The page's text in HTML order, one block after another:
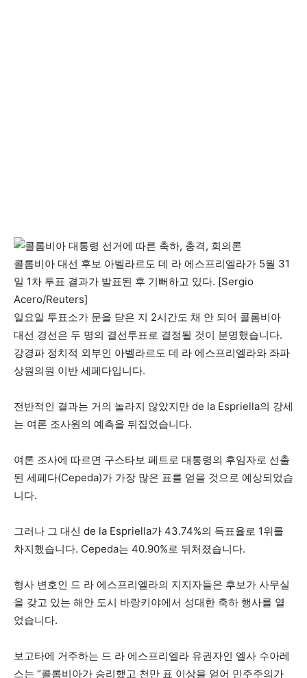
콜롬비아 대선 후보 아벨라르도 데 라 에스프리엘라가 5월 31
일 1차 투표 결과가 발표된 후 기뻐하고 있다. [Sergio
Acero/Reuters]
일요일 투표소가 문을 닫은 지 2시간도 채 안 되어 콜롬비아
대선 경선은 두 명의 결선투표로 결정될 것이 분명했습니다.
강경파 정치적 외부인 아벨라르도 데 라 에스프리엘라와 좌파
상원의원 이반 세페다입니다.
전반적인 결과는 거의 놀라지 않았지만 de la Espriella의 강세
는 여론 조사원의 예측을 뒤집었습니다.
여론 조사에 따르면 구스타보 페트로 대통령의 후임자로 선출
된 세페다(Cepeda)가 가장 많은 표를 얻을 것으로 예상되었습
니다.
그러나 그 대신 de la Espriella가 43.74%의 득표율로 1위를
차지했습니다. Cepeda는 40.90%로 뒤처졌습니다.
형사 변호인 드 라 에스프리엘라의 지지자들은 후보가 사무실
을 갖고 있는 해안 도시 바랑키야에서 성대한 축하 행사를 열
었습니다.
보고타에 거주하는 드 라 에스프리엘라 유권자인 엘사 수아레
스는 “콜롬비아가 승리했고 천만 표 이상을 얻어 민주주의가